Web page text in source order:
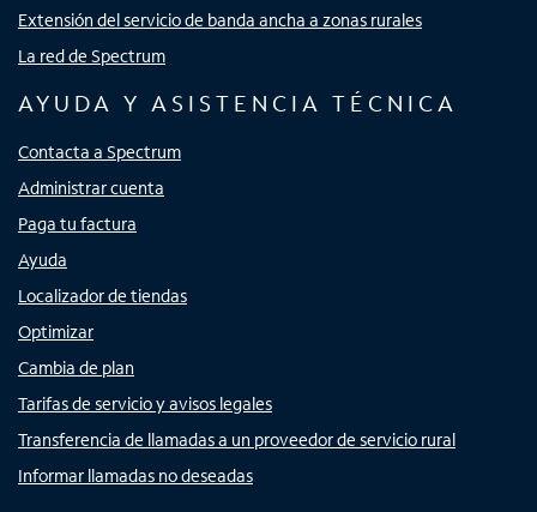
Extensión del servicio de banda ancha a zonas rurales
La red de Spectrum
AYUDA Y ASISTENCIA TÉCNICA
Contacta a Spectrum
Administrar cuenta
Paga tu factura
Ayuda
Localizador de tiendas
Optimizar
Cambia de plan
Tarifas de servicio y avisos legales
Transferencia de llamadas a un proveedor de servicio rural
Informar llamadas no deseadas